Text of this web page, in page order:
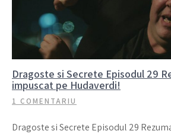
Dragoste si Secrete Episodul 29
impuscat pe Hudaverdi!
1 COMENTARIU
Dragoste si Secrete Episodul 29